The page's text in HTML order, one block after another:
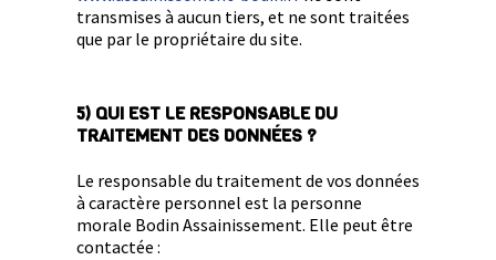
transmises à aucun tiers, et ne sont traitées
que par le propriétaire du site.
5) QUI EST LE RESPONSABLE DU
TRAITEMENT DES DONNÉES ?
Le responsable du traitement de vos données
à caractère personnel est la personne
morale Bodin Assainissement. Elle peut être
contactée :